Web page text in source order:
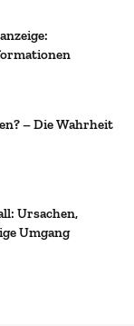
– Die Wahrheit
Ursachen,
Umgang